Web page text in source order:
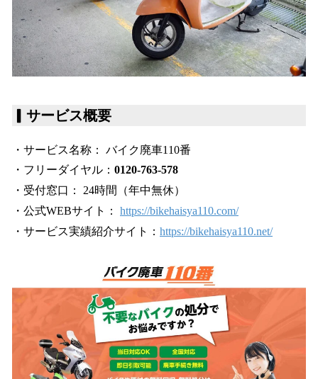
サービス概要
・サービス名称： バイク廃車110番
・フリーダイヤル： 0120-763-578
・受付窓口： 24時間（年中無休）
・公式WEBサイト： https://bikehaisya110.com/
・サービス実績紹介サイト： https://bikehaisya110.net/